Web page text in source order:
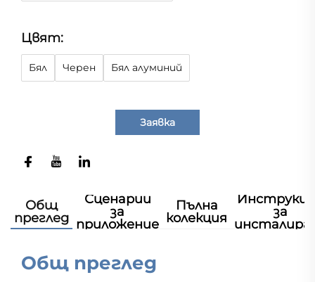
Цвят:
Бял Черен Бял алуминий
Заявка
Общ
преглед
Сценарии
за
приложение
Пълна
колекция
за
Общ преглед